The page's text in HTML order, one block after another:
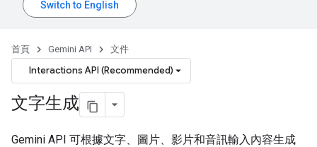
首頁 Gemini API 文件
Interactions API (Recommended)
文字生成
Gemini API 可根據文字、圖片、影片和音訊輸入內容生成